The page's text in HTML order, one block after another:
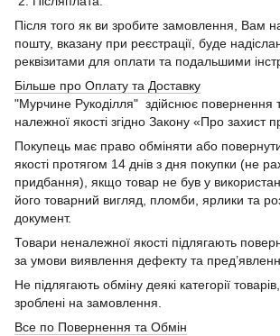
Після того як ви зробите замовлення, Вам
пошту, вказану при реєстрації, буде
реквізитами для оплати та подальшими
Більше про Оплату та Доставку
"Мурчине Рукоділля" здійснює повернення
належної якості згідно Закону «Про захист
Покупець має право обміняти або
якості протягом 14 днів з дня покупки (не
придбання), якщо товар не був у
його товарний вигляд, пломби, ярлики та
документ.
Товари неналежної якості підлягають
за умови виявлення дефекту та
Не підлягають обміну деякі категорії
зроблені на замовлення.
Все по Повернення та Обмін